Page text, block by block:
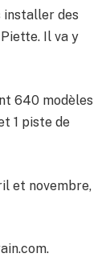
installer des
Il va y
640 modèles
1 piste de
et novembre,